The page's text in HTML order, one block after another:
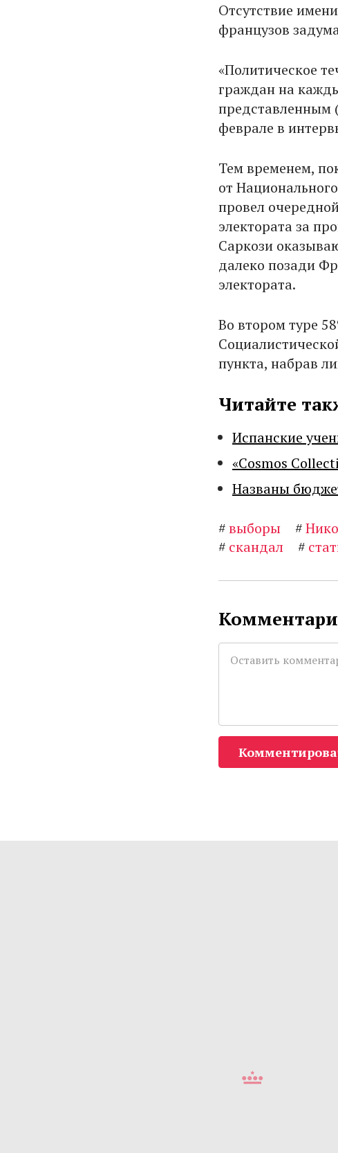
Отсутствие
французов
«Политическое
граждан на
представленным
феврале в
Тем временем,
от
провел
электората за
Саркози
далеко позади
электората.
Во втором туре
пункта, набрав
Читайте
Испанские
«Cosmos
Названы
#выборы #
# скандал #